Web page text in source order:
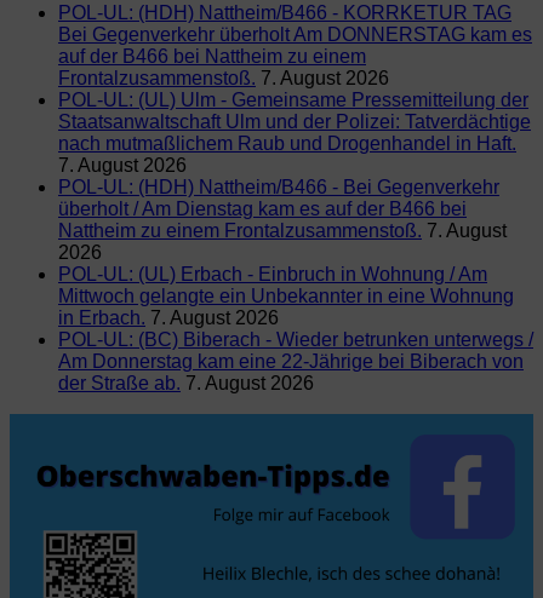
POL-UL: (HDH) Nattheim/B466 - KORRKETUR TAG
Bei Gegenverkehr überholt Am DONNERSTAG kam es
auf der B466 bei Nattheim zu einem
Frontalzusammenstoß. 7. August 2026
POL-UL: (UL) Ulm - Gemeinsame Pressemitteilung der
Staatsanwaltschaft Ulm und der Polizei: Tatverdächtige
nach mutmaßlichem Raub und Drogenhandel in Haft.
7. August 2026
POL-UL: (HDH) Nattheim/B466 - Bei Gegenverkehr
überholt / Am Dienstag kam es auf der B466 bei
Nattheim zu einem Frontalzusammenstoß. 7. August
2026
POL-UL: (UL) Erbach - Einbruch in Wohnung / Am
Mittwoch gelangte ein Unbekannter in eine Wohnung
in Erbach. 7. August 2026
POL-UL: (BC) Biberach - Wieder betrunken unterwegs /
Am Donnerstag kam eine 22-Jährige bei Biberach von
der Straße ab. 7. August 2026